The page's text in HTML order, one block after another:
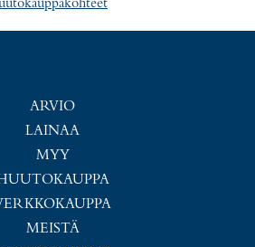
ARVIO
LAINAA
MYY
MEISTÄ